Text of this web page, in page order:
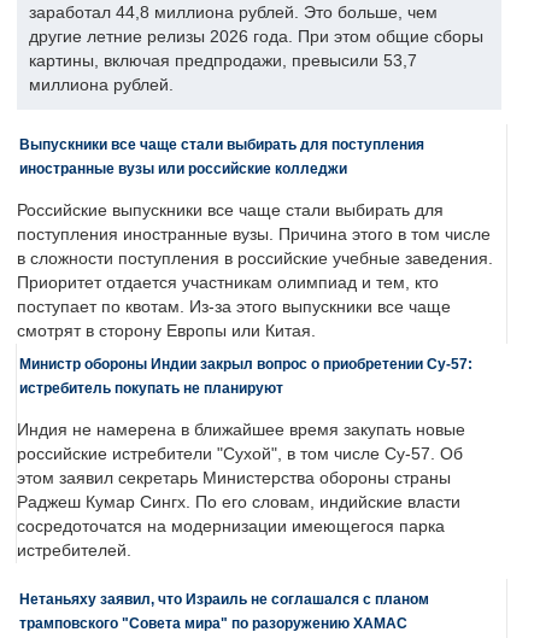
заработал 44,8 миллиона рублей. Это больше, чем
другие летние релизы 2026 года. При этом общие сборы
картины, включая предпродажи, превысили 53,7
миллиона рублей.
Выпускники все чаще стали выбирать для поступления
иностранные вузы или российские колледжи
Российские выпускники все чаще стали выбирать для
поступления иностранные вузы. Причина этого в том числе
в сложности поступления в российские учебные заведения.
Приоритет отдается участникам олимпиад и тем, кто
поступает по квотам. Из-за этого выпускники все чаще
смотрят в сторону Европы или Китая.
Министр обороны Индии закрыл вопрос о приобретении Су-57:
истребитель покупать не планируют
Индия не намерена в ближайшее время закупать новые
российские истребители "Сухой", в том числе Су-57. Об
этом заявил секретарь Министерства обороны страны
Раджеш Кумар Сингх. По его словам, индийские власти
сосредоточатся на модернизации имеющегося парка
истребителей.
Нетаньяху заявил, что Израиль не соглашался с планом
трамповского "Совета мира" по разоружению ХАМАС